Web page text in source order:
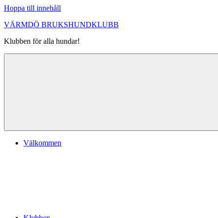
Hoppa till innehåll
VÄRMDÖ BRUKSHUNDKLUBB
Klubben för alla hundar!
Välkommen